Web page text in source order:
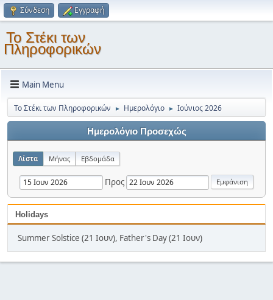
Σύνδεση Εγγραφή
Το Στέκι των
Πληροφορικών
Main Menu
Το Στέκι των Πληροφορικών ► Ημερολόγιο ► Ιούνιος 2026
Ημερολόγιο Προσεχώς
Λίστα Μήνας Εβδομάδα
Προς
Holidays
Summer Solstice (21 Ιουν), Father's Day (21 Ιουν)